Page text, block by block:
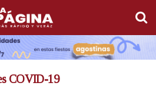
COVID-19